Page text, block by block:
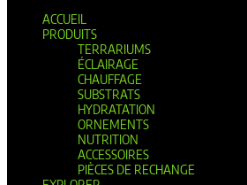
ACCUEIL
PRODUITS
TERRARIUMS
ÉCLAIRAGE
CHAUFFAGE
SUBSTRATS
HYDRATATION
ORNEMENTS
NUTRITION
ACCESSOIRES
PIÈCES DE RECHANGE